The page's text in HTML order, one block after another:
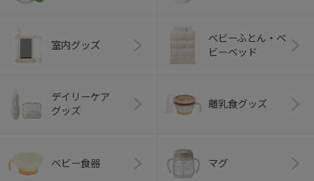
室内グッズ
ベビーふとん・ベ
ビーベッド
デイリーケア
グッズ
離乳食グッズ
ベビー食器 マグ